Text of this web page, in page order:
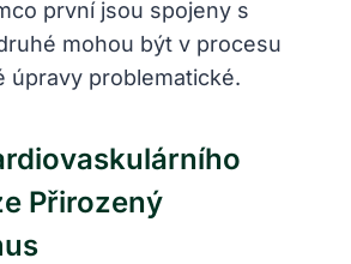
první jsou spojeny s
mohou být v procesu
úpravy problematické.
Přirozený